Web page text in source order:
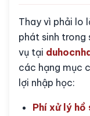
Thay vì phải lo
phát sinh trong
vụ tại
các hạng mục
lợi nhập học:
Phí xử lý hồ